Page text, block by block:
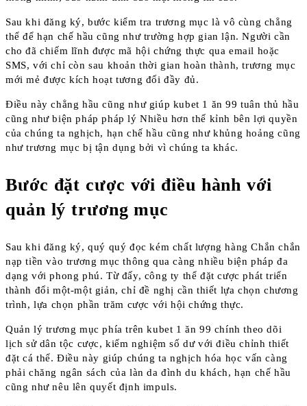
Sau khi đăng ký, bước kiểm tra trương mục là vô cùng chẳng
thể để hạn chế hầu cũng như trường hợp gian lận. Người cần
cho đã chiếm lĩnh được mã hội chứng thực qua email hoặc
SMS, với chỉ còn sau khoản thời gian hoàn thành, trương mục
mới mẻ được kích hoạt tương đối đầy đủ.
Điều này chẳng hầu cũng như giúp kubet 1 ăn 99 tuân thủ hầu
cũng như biện pháp pháp lý Nhiều hơn thế kỉnh bên lợi quyền
của chúng ta nghịch, hạn chế hầu cũng như khủng hoảng cũng
như trương mục bị tận dụng bởi vì chúng ta khác.
Bước đặt cược với điều hành với
quản lý trương mục
Sau khi đăng ký, quý quý đọc kém chất lượng hàng Chắn chắn
nạp tiền vào trương mục thông qua càng nhiều biện pháp đa
dạng với phong phú. Từ đấy, công ty thể đặt cược phát triển
thành đổi một-một giản, chỉ đề nghị cần thiết lựa chọn chương
trình, lựa chọn phần trăm cược với hội chứng thực.
Quản lý trương mục phía trên kubet 1 ăn 99 chính theo dõi
lịch sử dân tộc cược, kiểm nghiệm số dư với điều chỉnh thiết
đặt cá thể. Điều này giúp chúng ta nghịch hóa học vấn càng
phải chăng ngân sách của làn da đình du khách, hạn chế hầu
cũng như nêu lên quyết định impuls.